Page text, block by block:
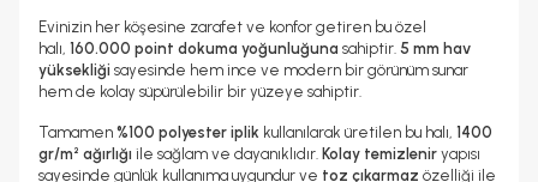
Evinizin her köşesine zarafet ve konfor getiren bu özel
halı, 160.000 point dokuma yoğunluğuna sahiptir. 5 mm hav
yüksekliği sayesinde hem ince ve modern bir görünüm sunar
hem de kolay süpürülebilir bir yüzeye sahiptir.
Tamamen %100 polyester iplik kullanılarak üretilen bu halı, 1400
gr/m² ağırlığı ile sağlam ve dayanıklıdır. Kolay temizlenir yapısı
sayesinde günlük kullanıma uygundur ve toz çıkarmaz özelliği ile